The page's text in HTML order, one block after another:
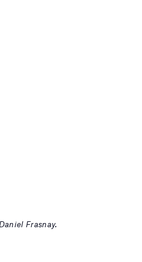
Frasnay.